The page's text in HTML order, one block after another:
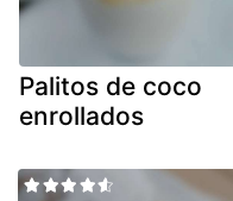
Palitos de coco
enrollados